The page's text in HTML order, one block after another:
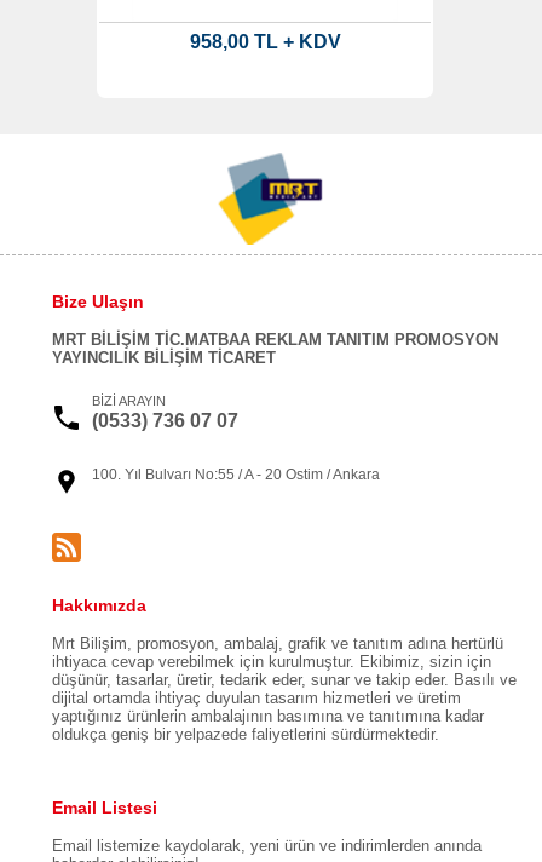
958,00 TL + KDV
Bize Ulaşın
MRT BİLİŞİM TİC.MATBAA REKLAM TANITIM PROMOSYON
YAYINCILIK BİLİŞİM TİCARET
BİZİ ARAYIN
(0533) 736 07 07
100. Yıl Bulvarı No:55 / A - 20 Ostim / Ankara
Hakkımızda
Mrt Bilişim, promosyon, ambalaj, grafik ve tanıtım adına hertürlü
ihtiyaca cevap verebilmek için kurulmuştur. Ekibimiz, sizin için
düşünür, tasarlar, üretir, tedarik eder, sunar ve takip eder. Basılı ve
dijital ortamda ihtiyaç duyulan tasarım hizmetleri ve üretim
yaptığınız ürünlerin ambalajının basımına ve tanıtımına kadar
oldukça geniş bir yelpazede faliyetlerini sürdürmektedir.
Email Listesi
Email listemize kaydolarak, yeni ürün ve indirimlerden anında